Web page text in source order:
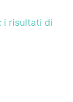
i risultati di